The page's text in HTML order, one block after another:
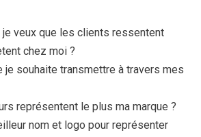
je veux que les clients ressentent
chez moi ?
je souhaite transmettre à travers mes
représentent le plus ma marque ?
nom et logo pour représenter